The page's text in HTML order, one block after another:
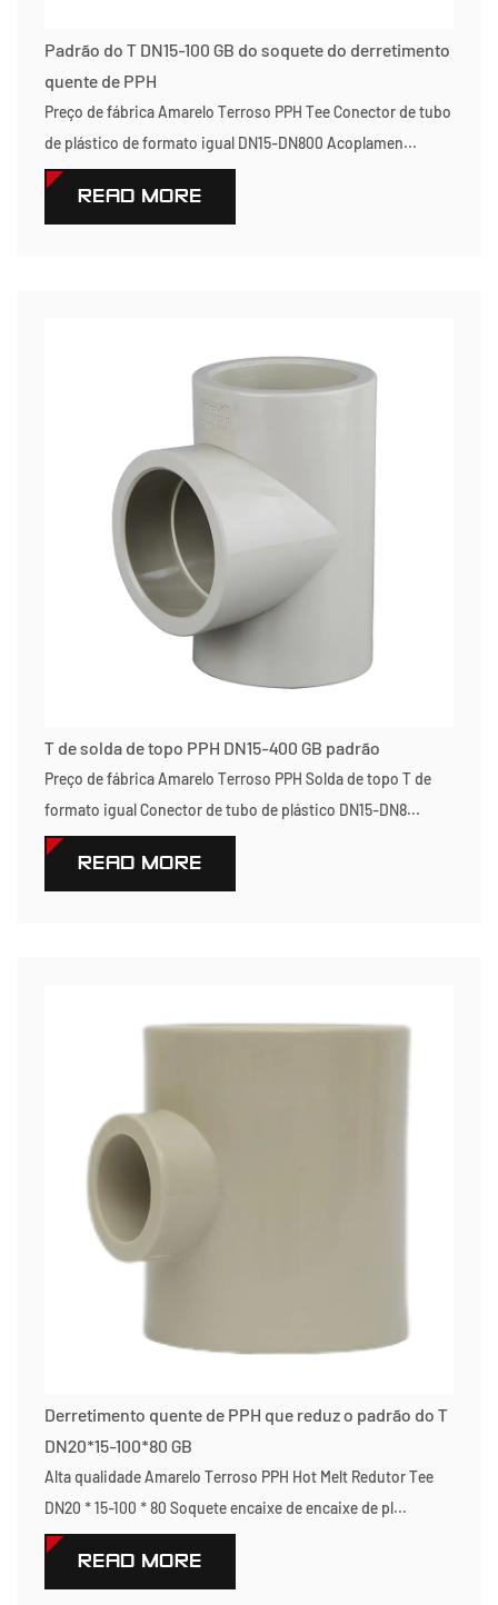
Padrão do T DN15-100 GB do soquete do derretimento
quente de PPH
Preço de fábrica Amarelo Terroso PPH Tee Conector de tubo
de plástico de formato igual DN15-DN800 Acoplamen...
READ MORE
T de solda de topo PPH DN15-400 GB padrão
Preço de fábrica Amarelo Terroso PPH Solda de topo T de
formato igual Conector de tubo de plástico DN15-DN8...
READ MORE
Derretimento quente de PPH que reduz o padrão do T
DN20*15-100*80 GB
Alta qualidade Amarelo Terroso PPH Hot Melt Redutor Tee
DN20 * 15-100 * 80 Soquete encaixe de encaixe de pl...
READ MORE